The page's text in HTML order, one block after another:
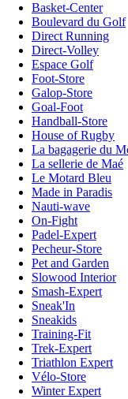
Basket-Center
Boulevard du Golf
Direct Running
Direct-Volley
Espace Golf
Foot-Store
Galop-Store
Goal-Foot
Handball-Store
House of Rugby
La bagagerie du
La sellerie de Maé
Le Motard Bleu
Made in Paradis
Nauti-wave
On-Fight
Padel-Expert
Pecheur-Store
Pet and Garden
Slowood Interior
Smash-Expert
Sneak'In
Sneakids
Training-Fit
Trek-Expert
Triathlon Expert
Vélo-Store
Winter Expert